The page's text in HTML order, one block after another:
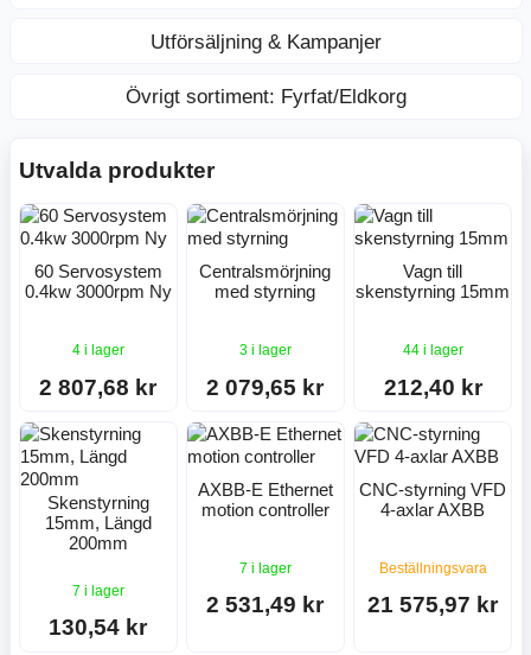
Utförsäljning & Kampanjer
Övrigt sortiment: Fyrfat/Eldkorg
Utvalda produkter
60 Servosystem
0.4kw 3000rpm Ny
4 i lager
2 807,68 kr
Centralsmörjning
med styrning
3 i lager
2 079,65 kr
Vagn till
skenstyrning 15mm
44 i lager
212,40 kr
Skenstyrning
15mm, Längd
200mm
7 i lager
130,54 kr
AXBB-E Ethernet
motion controller
7 i lager
2 531,49 kr
CNC-styrning VFD
4-axlar AXBB
Beställningsvara
21 575,97 kr